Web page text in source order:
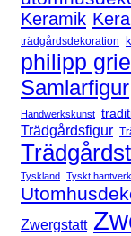
Keramik
trädgårdsdekoration
philipp
Samlarfigur
Handwerkskunst
Trädgårdsfigur
Tyskland Tyskt hantverk
Zwergstatt